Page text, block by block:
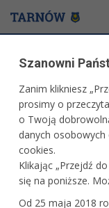
Business Boost For
BUSINESS BOOST
REGULAMIN
Małopolskie firmy
w Projekcie
do zapoznania się z
Szanowni
Zanim klikniesz
prosimy o
o Twoją
danych
cookies.
Klikając „Przejdź
się na poniższe.
Od 25 maja 2018